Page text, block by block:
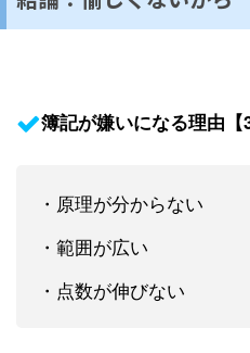
簿記が嫌いになる理由【3
・原理が分からない
・範囲が広い
・点数が伸びない